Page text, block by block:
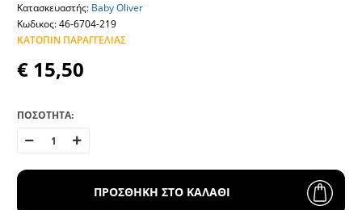
Κατασκευαστής: Baby Oliver
Κωδικος: 46-6704-219
ΚΑΤΌΠΙΝ ΠΑΡΑΓΓΕΛΊΑΣ
€ 15,50
ΠΟΣΟΤΗΤΑ:
ΠΡΟΣΘΗΚΗ ΣΤΟ ΚΑΛΑΘΙ